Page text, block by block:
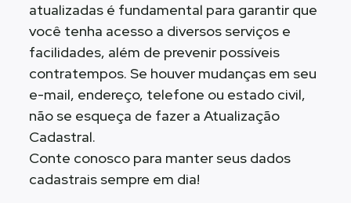
atualizadas é fundamental para garantir que
você tenha acesso a diversos serviços e
facilidades, além de prevenir possíveis
contratempos. Se houver mudanças em seu
e-mail, endereço, telefone ou estado civil,
não se esqueça de fazer a Atualização
Cadastral.
Conte conosco para manter seus dados
cadastrais sempre em dia!